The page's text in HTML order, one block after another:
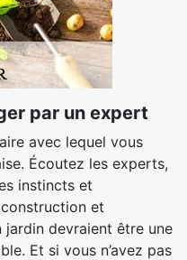
par un expert
avec lequel vous
Écoutez les experts,
instincts et
et
jardin devraient être une
Et si vous n’avez pas